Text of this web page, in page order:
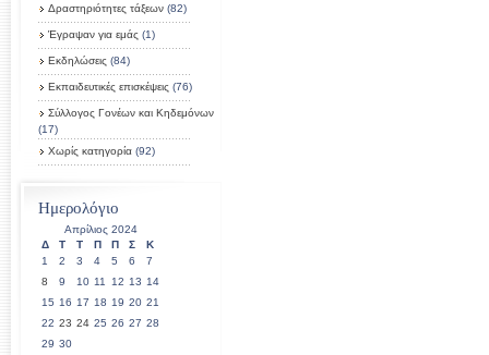
Δραστηριότητες τάξεων (82)
Έγραψαν για εμάς (1)
Εκδηλώσεις (84)
Εκπαιδευτικές επισκέψεις (76)
Σύλλογος Γονέων και Κηδεμόνων
(17)
Χωρίς κατηγορία (92)
Ημερολόγιο
Απρίλιος 2024
Δ
Τ Τ Π Π Σ
Κ
1
2 3 4 5 6
7
8
9 10 11 12 13 14
15 16 17 18 19 20 21
22 23 24 25 26 27 28
29 30